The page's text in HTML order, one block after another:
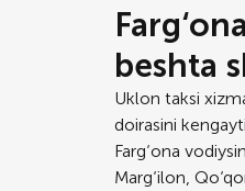
beshta
Uklon taksi
doirasini
Farg‘ona
Marg‘ilon,